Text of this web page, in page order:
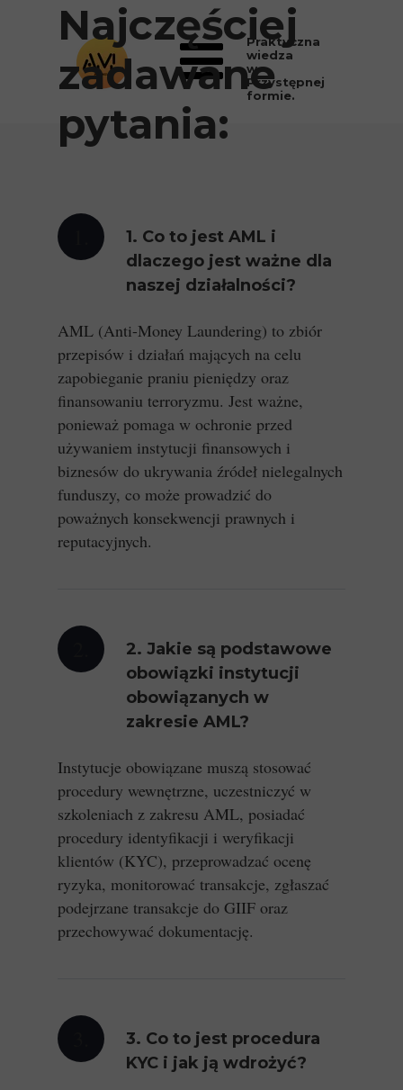
Najczęściej
zadawane
pytania:
1. Co to jest AML i
dlaczego jest ważne dla
naszej działalności?
AML (Anti-Money Laundering) to zbiór
przepisów i działań mających na celu
zapobieganie praniu pieniędzy oraz
finansowaniu terroryzmu. Jest ważne,
ponieważ pomaga w ochronie przed
używaniem instytucji finansowych i
biznesów do ukrywania źródeł nielegalnych
funduszy, co może prowadzić do
poważnych konsekwencji prawnych i
reputacyjnych.
2. Jakie są podstawowe
obowiązki instytucji
obowiązanych w
zakresie AML?
Instytucje obowiązane muszą stosować
procedury wewnętrzne, uczestniczyć w
szkoleniach z zakresu AML, posiadać
procedury identyfikacji i weryfikacji
klientów (KYC), przeprowadzać ocenę
ryzyka, monitorować transakcje, zgłaszać
podejrzane transakcje do GIIF oraz
przechowywać dokumentację.
3. Co to jest procedura
KYC i jak ją wdrożyć?
Praktyczna
wiedza
w
Przystępnej
formie.